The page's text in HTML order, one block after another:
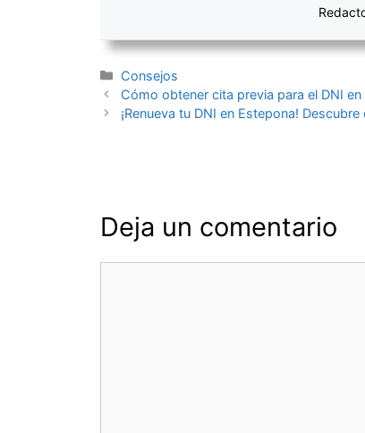
Categorías
Consejos
Navegación
de
Cómo obtener cita previa para el DNI
¡Renueva tu DNI en Estepona!
Deja un comentario